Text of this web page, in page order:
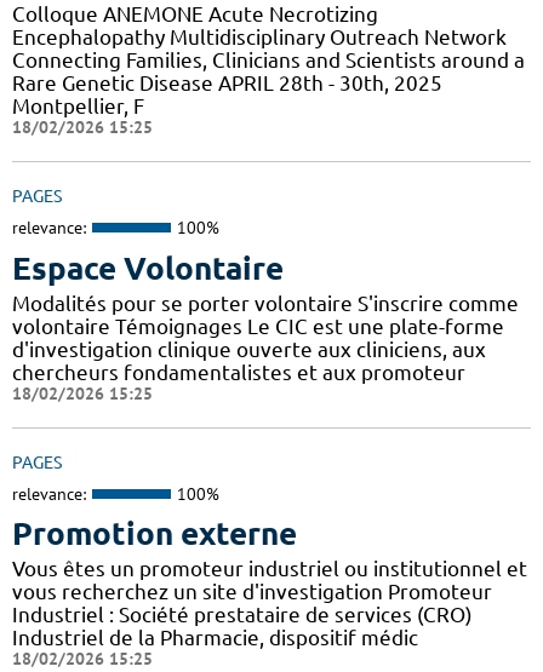
Colloque ANEMONE Acute Necrotizing
Encephalopathy Multidisciplinary Outreach Network
Connecting Families, Clinicians and Scientists around a
Rare Genetic Disease APRIL 28th - 30th, 2025
Montpellier, F
18/02/2026 15:25
PAGES
relevance: 100%
Espace Volontaire
Modalités pour se porter volontaire S'inscrire comme
volontaire Témoignages Le CIC est une plate-forme
d'investigation clinique ouverte aux cliniciens, aux
chercheurs fondamentalistes et aux promoteur
18/02/2026 15:25
PAGES
relevance: 100%
Promotion externe
Vous êtes un promoteur industriel ou institutionnel et
vous recherchez un site d'investigation Promoteur
Industriel : Société prestataire de services (CRO)
Industriel de la Pharmacie, dispositif médic
18/02/2026 15:25